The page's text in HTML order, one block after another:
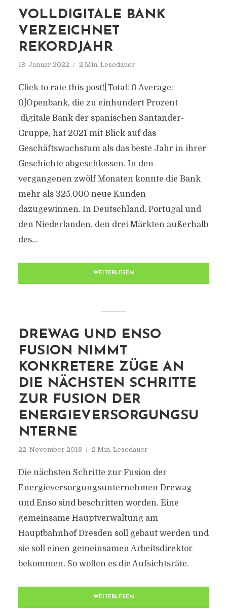
VOLLDIGITALE BANK
VERZEICHNET
REKORDJAHR
18. Januar 2022 2 Min. Lesedauer
Click to rate this post![Total: 0 Average:
0]Openbank, die zu einhundert Prozent
digitale Bank der spanischen Santander-
Gruppe, hat 2021 mit Blick auf das
Geschäftswachstum als das beste Jahr in ihrer
Geschichte abgeschlossen. In den
vergangenen zwölf Monaten konnte die Bank
mehr als 325.000 neue Kunden
dazugewinnen. In Deutschland, Portugal und
den Niederlanden, den drei Märkten außerhalb
des...
WEITERLESEN
DREWAG UND ENSO
FUSION NIMMT
KONKRETERE ZÜGE AN
DIE NÄCHSTEN SCHRITTE
ZUR FUSION DER
ENERGIEVERSORGUNGSU
NTERNE
22. November 2018 2 Min. Lesedauer
Die nächsten Schritte zur Fusion der
Energieversorgungsunternehmen Drewag
und Enso sind beschritten worden. Eine
gemeinsame Hauptverwaltung am
Hauptbahnhof Dresden soll gebaut werden und
sie soll einen gemeinsamen Arbeitsdirektor
bekommen. So wollen es die Aufsichtsräte.
WEITERLESEN